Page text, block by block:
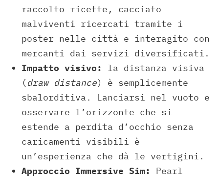
raccolto ricette, cacciato
malviventi ricercati tramite i
poster nelle città e interagito con
mercanti dai servizi diversificati.
Impatto visivo:
la distanza visiva
(draw distance) è semplicemente
sbalorditiva. Lanciarsi nel vuoto e
osservare l’orizzonte che si
estende a perdita d’occhio senza
caricamenti visibili è
un’esperienza che dà le vertigini.
Approccio Immersive Sim:
Pearl